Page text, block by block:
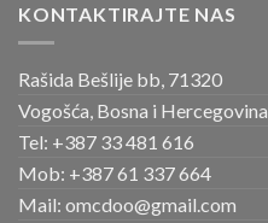
KONTAKTIRAJTE NAS
Rašida Bešlije bb, 71320
Vogošća, Bosna i Hercegovina
Tel: +387 33 481 616
Mob: +387 61 337 664
Mail: omcdoo@gmail.com